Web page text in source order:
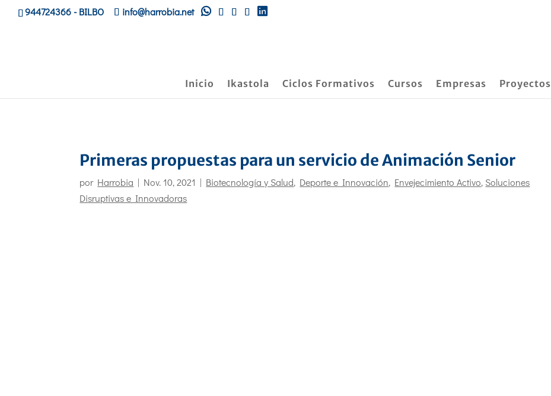
944724366- BILBO info@harrobia.net
Inicio Ikastola Ciclos Formativos Cursos Empresas Proyectos
Primeras propuestas para un servicio de Animación Senior
por Harrobia | Nov. 10, 2021 | Biotecnología y Salud, Deporte e Innovación, Envejecimiento Activo, Soluciones
Disruptivas e Innovadoras